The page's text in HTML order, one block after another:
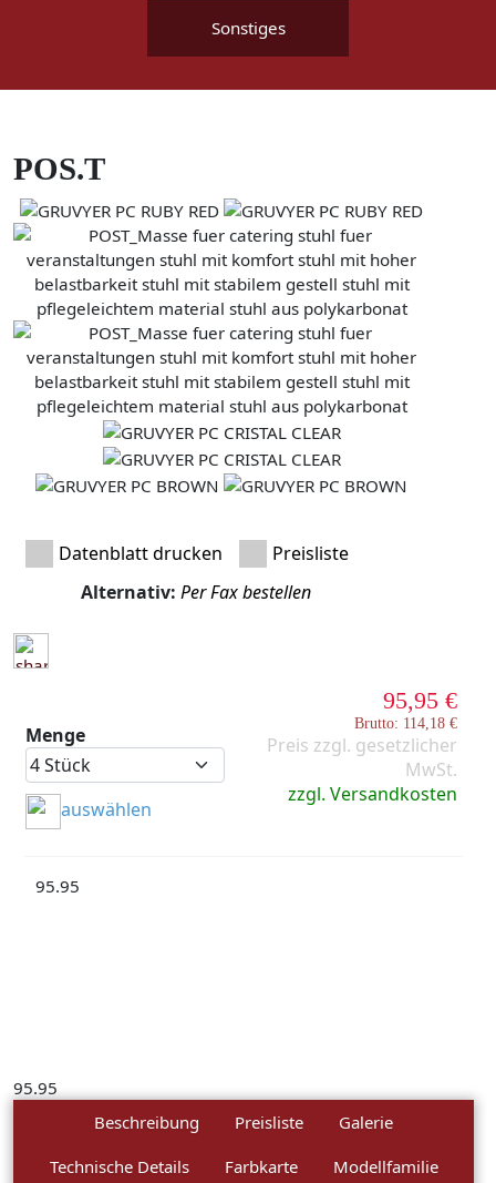
Sonstiges
POS.T
Datenblatt drucken
Preisliste
Alternativ: Per Fax bestellen
Menge
auswählen
95,95 €
Brutto: 114,18 €
Preis zzgl. gesetzlicher
MwSt.
zzgl. Versandkosten
95.95
95.95
Beschreibung
Preisliste
Galerie
Technische Details
Farbkarte
Modellfamilie